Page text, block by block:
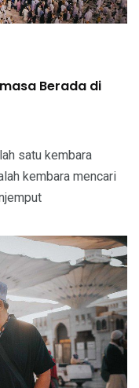
Berada di
satu kembara
kembara mencari